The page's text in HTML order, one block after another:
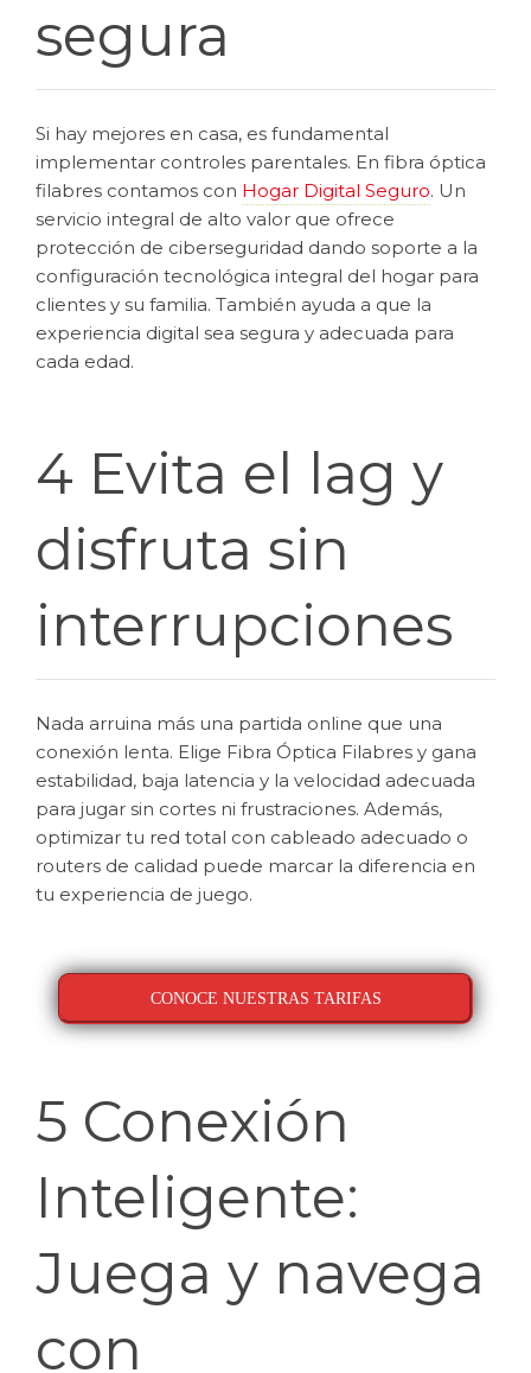
segura
Si hay mejores en casa, es fundamental
implementar controles parentales. En fibra óptica
filabres contamos con Hogar Digital Seguro. Un
servicio integral de alto valor que ofrece
protección de ciberseguridad dando soporte a la
configuración tecnológica integral del hogar para
clientes y su familia. También ayuda a que la
experiencia digital sea segura y adecuada para
cada edad.
4 Evita el lag y
disfruta sin
interrupciones
Nada arruina más una partida online que una
conexión lenta. Elige Fibra Óptica Filabres y gana
estabilidad, baja latencia y la velocidad adecuada
para jugar sin cortes ni frustraciones. Además,
optimizar tu red total con cableado adecuado o
routers de calidad puede marcar la diferencia en
tu experiencia de juego.
CONOCE NUESTRAS TARIFAS
5 Conexión
Inteligente:
Juega y navega
con